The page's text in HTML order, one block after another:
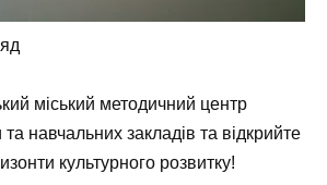
міський методичний центр
та навчальних закладів та відкрийте
культурного розвитку!